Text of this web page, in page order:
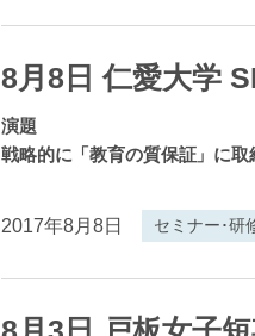
8月8日 仁愛大学
演題
戦略的に「教育の質保証」に
2017年8月8日 セミナー･研